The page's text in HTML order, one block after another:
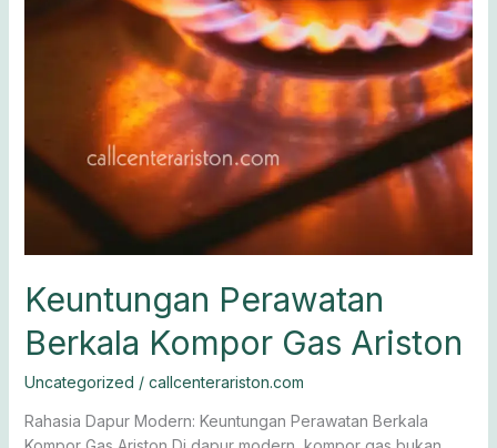
Keuntungan Perawatan
Berkala Kompor Gas Ariston
Uncategorized / callcenterariston.com
Rahasia Dapur Modern: Keuntungan Perawatan Berkala